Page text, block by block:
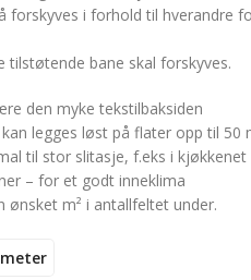
forskyves i forhold til hverandre
bane skal forskyves.
den myke tekstilbaksiden
legges løst på flater opp til 50
til stor slitasje, f.eks i kjøkkenet
– for et godt inneklima
ønsket m² i antallfeltet under.